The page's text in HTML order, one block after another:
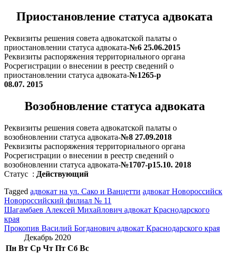
Приостановление статуса адвоката
Реквизиты решения совета адвокатской палаты о
приостановлении статуса адвоката-№6 25.06.2015
Реквизиты распоряжения территориального органа
Росрегистрации о внесении в реестр сведений о
приостановлении статуса адвоката-№1265-р
08.07. 2015
Возобновление статуса адвоката
Реквизиты решения совета адвокатской палаты о
возобновлении статуса адвоката-№8 27.09.2018
Реквизиты распоряжения территориального органа
Росрегистрации о внесении в реестр сведений о
возобновлении статуса адвоката-№1707-р15.10. 2018
Статус : Действующий
Tagged адвокат на ул. Сако и Ванцетти адвокат Новороссийск
Новороссийский филиал № 11
Навигация
по
записям
Шагамбаев Алексей Михайлович адвокат Краснодарского
края
Прокопив Василий Богданович адвокат Краснодарского края
Декабрь 2020
Пн Вт Ср Чт Пт Сб Вс